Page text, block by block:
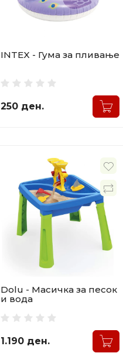
INTEX - Гума за пливање
250 ден.
Dolu - Масичка за песок
и вода
1.190 ден.